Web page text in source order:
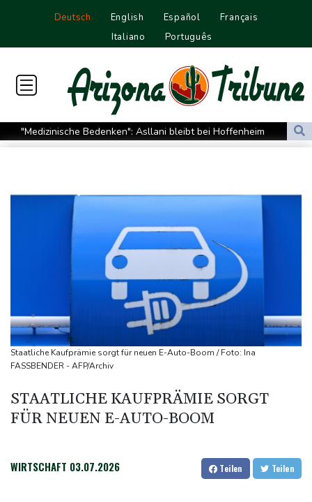
Deutsch English Español
Français
Italiano
Português
"Medizinische Bedenken": Asllani bleibt bei Hoffenheim
Eurojackpot geknackt: Mehr als 32 Millionen Euro gehen nach
Mindestens zehn Tote bei Angriffen der pro-iranischen Huthis im
US-Senat stimmt für verschärfte Sanktionen gegen Russland
US-Gericht setzt Bau von Trumps Ballsaal aus - Präsident
kündigt Berufung an
Direkt-ICE Berlin-Paris bleibt wegen Technikproblemen vorerst
unterbrochen
Selenskyj erstmals seit Beginn von Ukraine-Krieg nach Serbien
Russland weist Verantwortung für Drohnenvorfall an Leipziger
Flughafen zurück
umstrittenen Ballsaal-Plänen
Staatliche Kaufprämie sorgt für neuen E-Auto-Boom / Foto: Ina
FASSBENDER - AFP/Archiv
STAATLICHE KAUFPRÄMIE SORGT
FÜR NEUEN E-AUTO-BOOM
WIRTSCHAFT 03.07.2026 Teilen Teilen